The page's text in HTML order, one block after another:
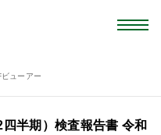
ューアー
半期）検査報告書 令和